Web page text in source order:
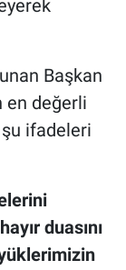
Başkan
en değerli
ifadeleri
duasını